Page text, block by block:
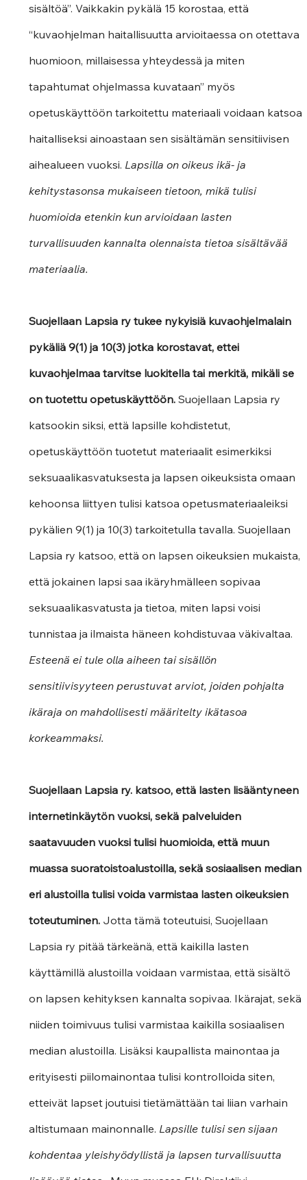
sisältöä”. Vaikkakin pykälä 15 korostaa, että
“kuvaohjelman haitallisuutta arvioitaessa on otettava
huomioon, millaisessa yhteydessä ja miten
tapahtumat ohjelmassa kuvataan” myös
opetuskäyttöön tarkoitettu materiaali voidaan katsoa
haitalliseksi ainoastaan sen sisältämän sensitiivisen
aihealueen vuoksi. Lapsilla on oikeus ikä- ja
kehitystasonsa mukaiseen tietoon, mikä tulisi
huomioida etenkin kun arvioidaan lasten
turvallisuuden kannalta olennaista tietoa sisältävää
materiaalia.
Suojellaan Lapsia ry tukee nykyisiä kuvaohjelmalain
pykäliä 9(1) ja 10(3) jotka korostavat, ettei
kuvaohjelmaa tarvitse luokitella tai merkitä, mikäli se
on tuotettu opetuskäyttöön. Suojellaan Lapsia ry
katsookin siksi, että lapsille kohdistetut,
opetuskäyttöön tuotetut materiaalit esimerkiksi
seksuaalikasvatuksesta ja lapsen oikeuksista omaan
kehoonsa liittyen tulisi katsoa opetusmateriaaleiksi
pykälien 9(1) ja 10(3) tarkoitetulla tavalla. Suojellaan
Lapsia ry katsoo, että on lapsen oikeuksien mukaista,
että jokainen lapsi saa ikäryhmälleen sopivaa
seksuaalikasvatusta ja tietoa, miten lapsi voisi
tunnistaa ja ilmaista häneen kohdistuvaa väkivaltaa.
Esteenä ei tule olla aiheen tai sisällön
sensitiivisyyteen perustuvat arviot, joiden pohjalta
ikäraja on mahdollisesti määritelty ikätasoa
korkeammaksi.
Suojellaan Lapsia ry. katsoo, että lasten lisääntyneen
internetinkäytön vuoksi, sekä palveluiden
saatavuuden vuoksi tulisi huomioida, että muun
muassa suoratoistoalustoilla, sekä sosiaalisen median
eri alustoilla tulisi voida varmistaa lasten oikeuksien
toteutuminen. Jotta tämä toteutuisi, Suojellaan
Lapsia ry pitää tärkeänä, että kaikilla lasten
käyttämillä alustoilla voidaan varmistaa, että sisältö
on lapsen kehityksen kannalta sopivaa. Ikärajat, sekä
niiden toimivuus tulisi varmistaa kaikilla sosiaalisen
median alustoilla. Lisäksi kaupallista mainontaa ja
erityisesti piilomainontaa tulisi kontrolloida siten,
etteivät lapset joutuisi tietämättään tai liian varhain
altistumaan mainonnalle. Lapsille tulisi sen sijaan
kohdentaa yleishyödyllistä ja lapsen turvallisuutta